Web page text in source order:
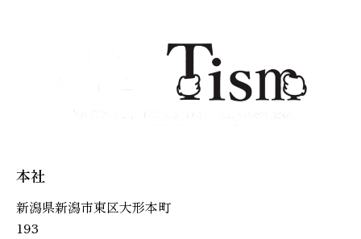
本社
新潟県新潟市東区大形本町
193